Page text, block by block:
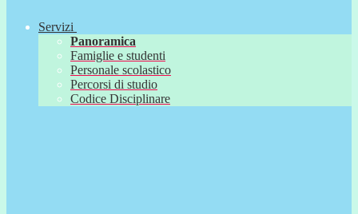
Servizi
Panoramica
Famiglie e studenti
Personale scolastico
Percorsi di studio
Codice Disciplinare